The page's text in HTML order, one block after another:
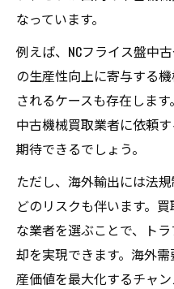
なっています。
例えば、NCフライス盤中
の生産性向上に寄与する
されるケースも存在しま
中古機械買取業者に依頼
期待できるでしょう。
ただし、海外輸出には法
どのリスクも伴います。
な業者を選ぶことで、ト
却を実現できます。海外
産価値を最大化するチャン